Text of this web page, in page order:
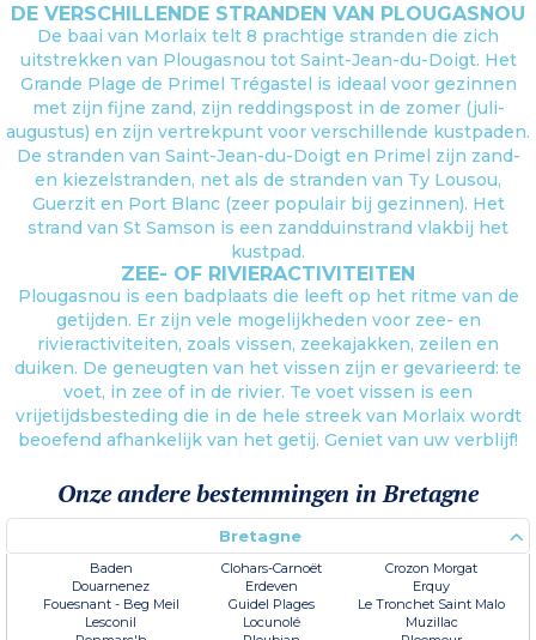
DE VERSCHILLENDE STRANDEN VAN PLOUGASNOU
De baai van Morlaix telt 8 prachtige stranden die zich
uitstrekken van Plougasnou tot Saint-Jean-du-Doigt. Het
Grande Plage de Primel Trégastel is ideaal voor gezinnen
met zijn fijne zand, zijn reddingspost in de zomer (juli-
augustus) en zijn vertrekpunt voor verschillende kustpaden.
De stranden van Saint-Jean-du-Doigt en Primel zijn zand-
en kiezelstranden, net als de stranden van Ty Lousou,
Guerzit en Port Blanc (zeer populair bij gezinnen). Het
strand van St Samson is een zandduinstrand vlakbij het
kustpad.
ZEE- OF RIVIERACTIVITEITEN
Plougasnou is een badplaats die leeft op het ritme van de
getijden. Er zijn vele mogelijkheden voor zee- en
rivieractiviteiten, zoals vissen, zeekajakken, zeilen en
duiken. De geneugten van het vissen zijn er gevarieerd: te
voet, in zee of in de rivier. Te voet vissen is een
vrijetijdsbesteding die in de hele streek van Morlaix wordt
beoefend afhankelijk van het getij. Geniet van uw verblijf!
Onze andere bestemmingen in Bretagne
Bretagne
Baden Clohars-Carnoët
Crozon Morgat
Douarnenez
Erdeven
Erquy
Fouesnant - Beg Meil
Guidel Plages
Le Tronchet Saint Malo
Lesconil
Locunolé
Muzillac